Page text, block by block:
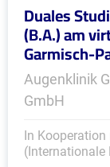
Duales
(B.A.) am
Garmisch-
Augenklinik
GmbH
In
(Internationale